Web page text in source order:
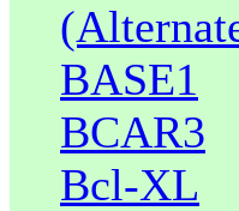
BASE1
BCAR3
Bcl-XL